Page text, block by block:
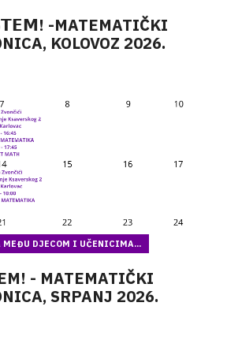
-MATEMATIČKI
KOLOVOZ 2026.
MEĐU DJECOM I UČENICIMA...
- MATEMATIČKI
SRPANJ 2026.